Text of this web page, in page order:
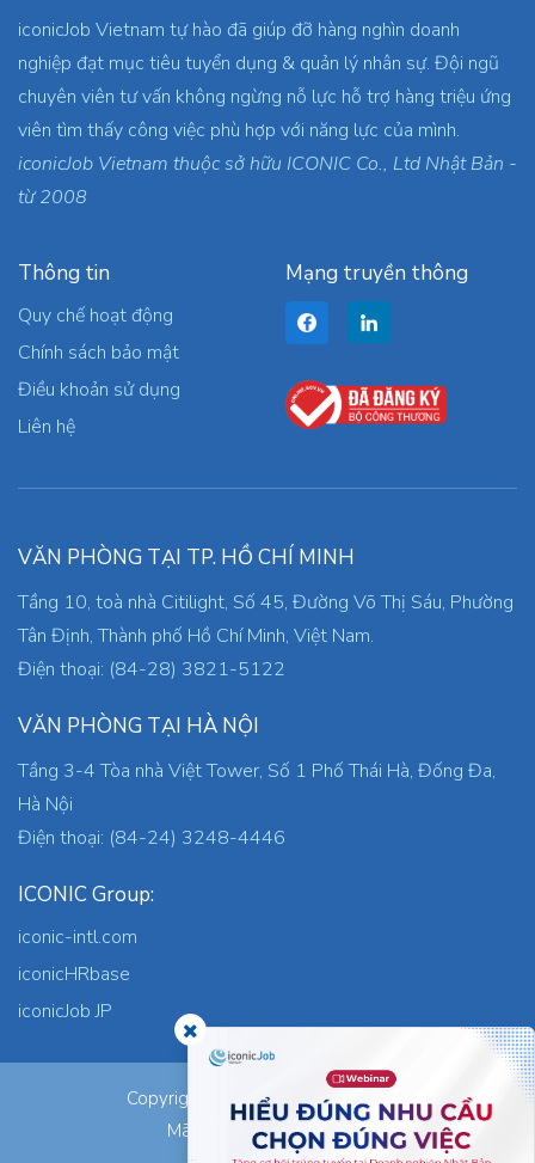
iconicJob Vietnam tự hào đã giúp đỡ hàng nghìn doanh
nghiệp đạt mục tiêu tuyển dụng & quản lý nhân sự. Đội ngũ
chuyên viên tư vấn không ngừng nỗ lực hỗ trợ hàng triệu ứng
viên tìm thấy công việc phù hợp với năng lực của mình.
iconicJob Vietnam thuộc sở hữu ICONIC Co., Ltd Nhật Bản -
từ 2008
Thông tin
Quy chế hoạt động
Chính sách bảo mật
Điều khoản sử dụng
Liên hệ
Mạng truyền thông
VĂN PHÒNG TẠI TP. HỒ CHÍ MINH
Tầng 10, toà nhà Citilight, Số 45, Đường Võ Thị Sáu, Phường
Tân Định, Thành phố Hồ Chí Minh, Việt Nam.
Điện thoại: (84-28) 3821-5122
VĂN PHÒNG TẠI HÀ NỘI
Tầng 3-4 Tòa nhà Việt Tower, Số 1 Phố Thái Hà, Đống Đa,
Hà Nội
Điện thoại: (84-24) 3248-4446
ICONIC Group:
iconic-intl.com
iconicHRbase
iconicJob JP
Copyright © 2026 ICONIC Co., Ltd.
Mã số thuế: 0305745871